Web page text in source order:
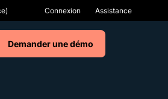
Connexion Assistance
Demander une démo